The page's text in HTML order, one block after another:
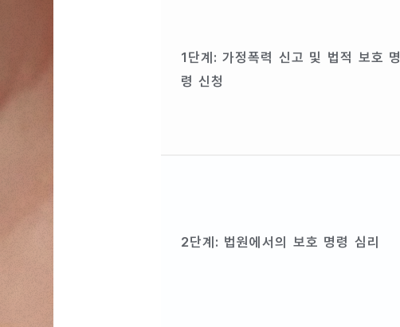
1단계: 가정폭력 신고 및 법적 보호 명
령 신청
2단계: 법원에서의 보호 명령 심리